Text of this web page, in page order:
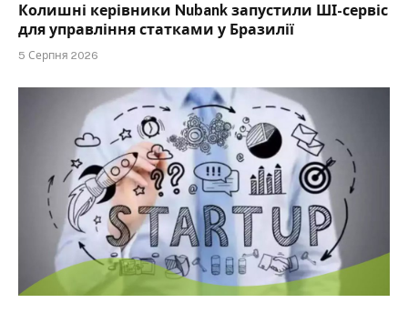
Колишні керівники Nubank запустили ШІ-сервіс
для управління статками у Бразилії
5 Серпня 2026